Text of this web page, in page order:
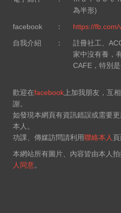
為半形)
facebook
：
https://fb.com/
自我介紹
：
註冊社工、
家中沒有養，
CAFE，特別是
歡迎在facebook 上加我朋友，互
謝。
如發現本網頁有資訊錯誤或需要
本人。
功課、傳媒訪問請利用聯絡本人
本網站所有圖片、內容皆由本人
人同意。